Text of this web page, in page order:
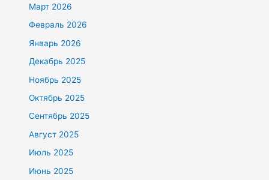
Март 2026
Февраль 2026
Январь 2026
Декабрь 2025
Ноябрь 2025
Октябрь 2025
Сентябрь 2025
Август 2025
Июль 2025
Июнь 2025